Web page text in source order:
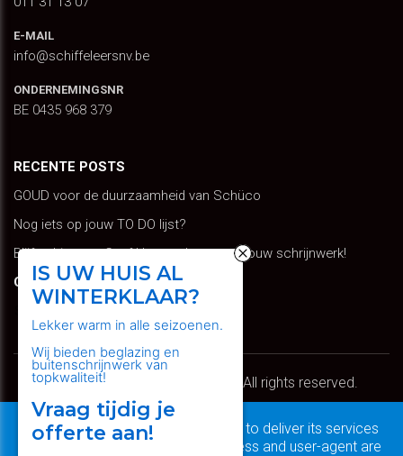
E-MAIL
info@schiffeleersnv.be
ONDERNEMINGSNR
BE 0435 968 379
RECENTE POSTS
GOUD voor de duurzaamheid van Schüco
Nog iets op jouw TO DO lijst?
Blijf schitteren: Geef kleur en leven aan jouw schrijnwerk!
GOOGLE TRANSLATE
Copyright © 2026 Schiffeleers. All rights reserved.
Privacy & Cookies
This site uses cookies from Google to deliver its services
and to analyze traffic. Your IP address and user-agent are
IS UW HUIS AL
WINTERKLAAR?
Lekker warm in alle seizoenen.
Wij bieden beglazing en
buitenschrijnwerk van
topkwaliteit!
Vraag tijdig je
offerte aan!